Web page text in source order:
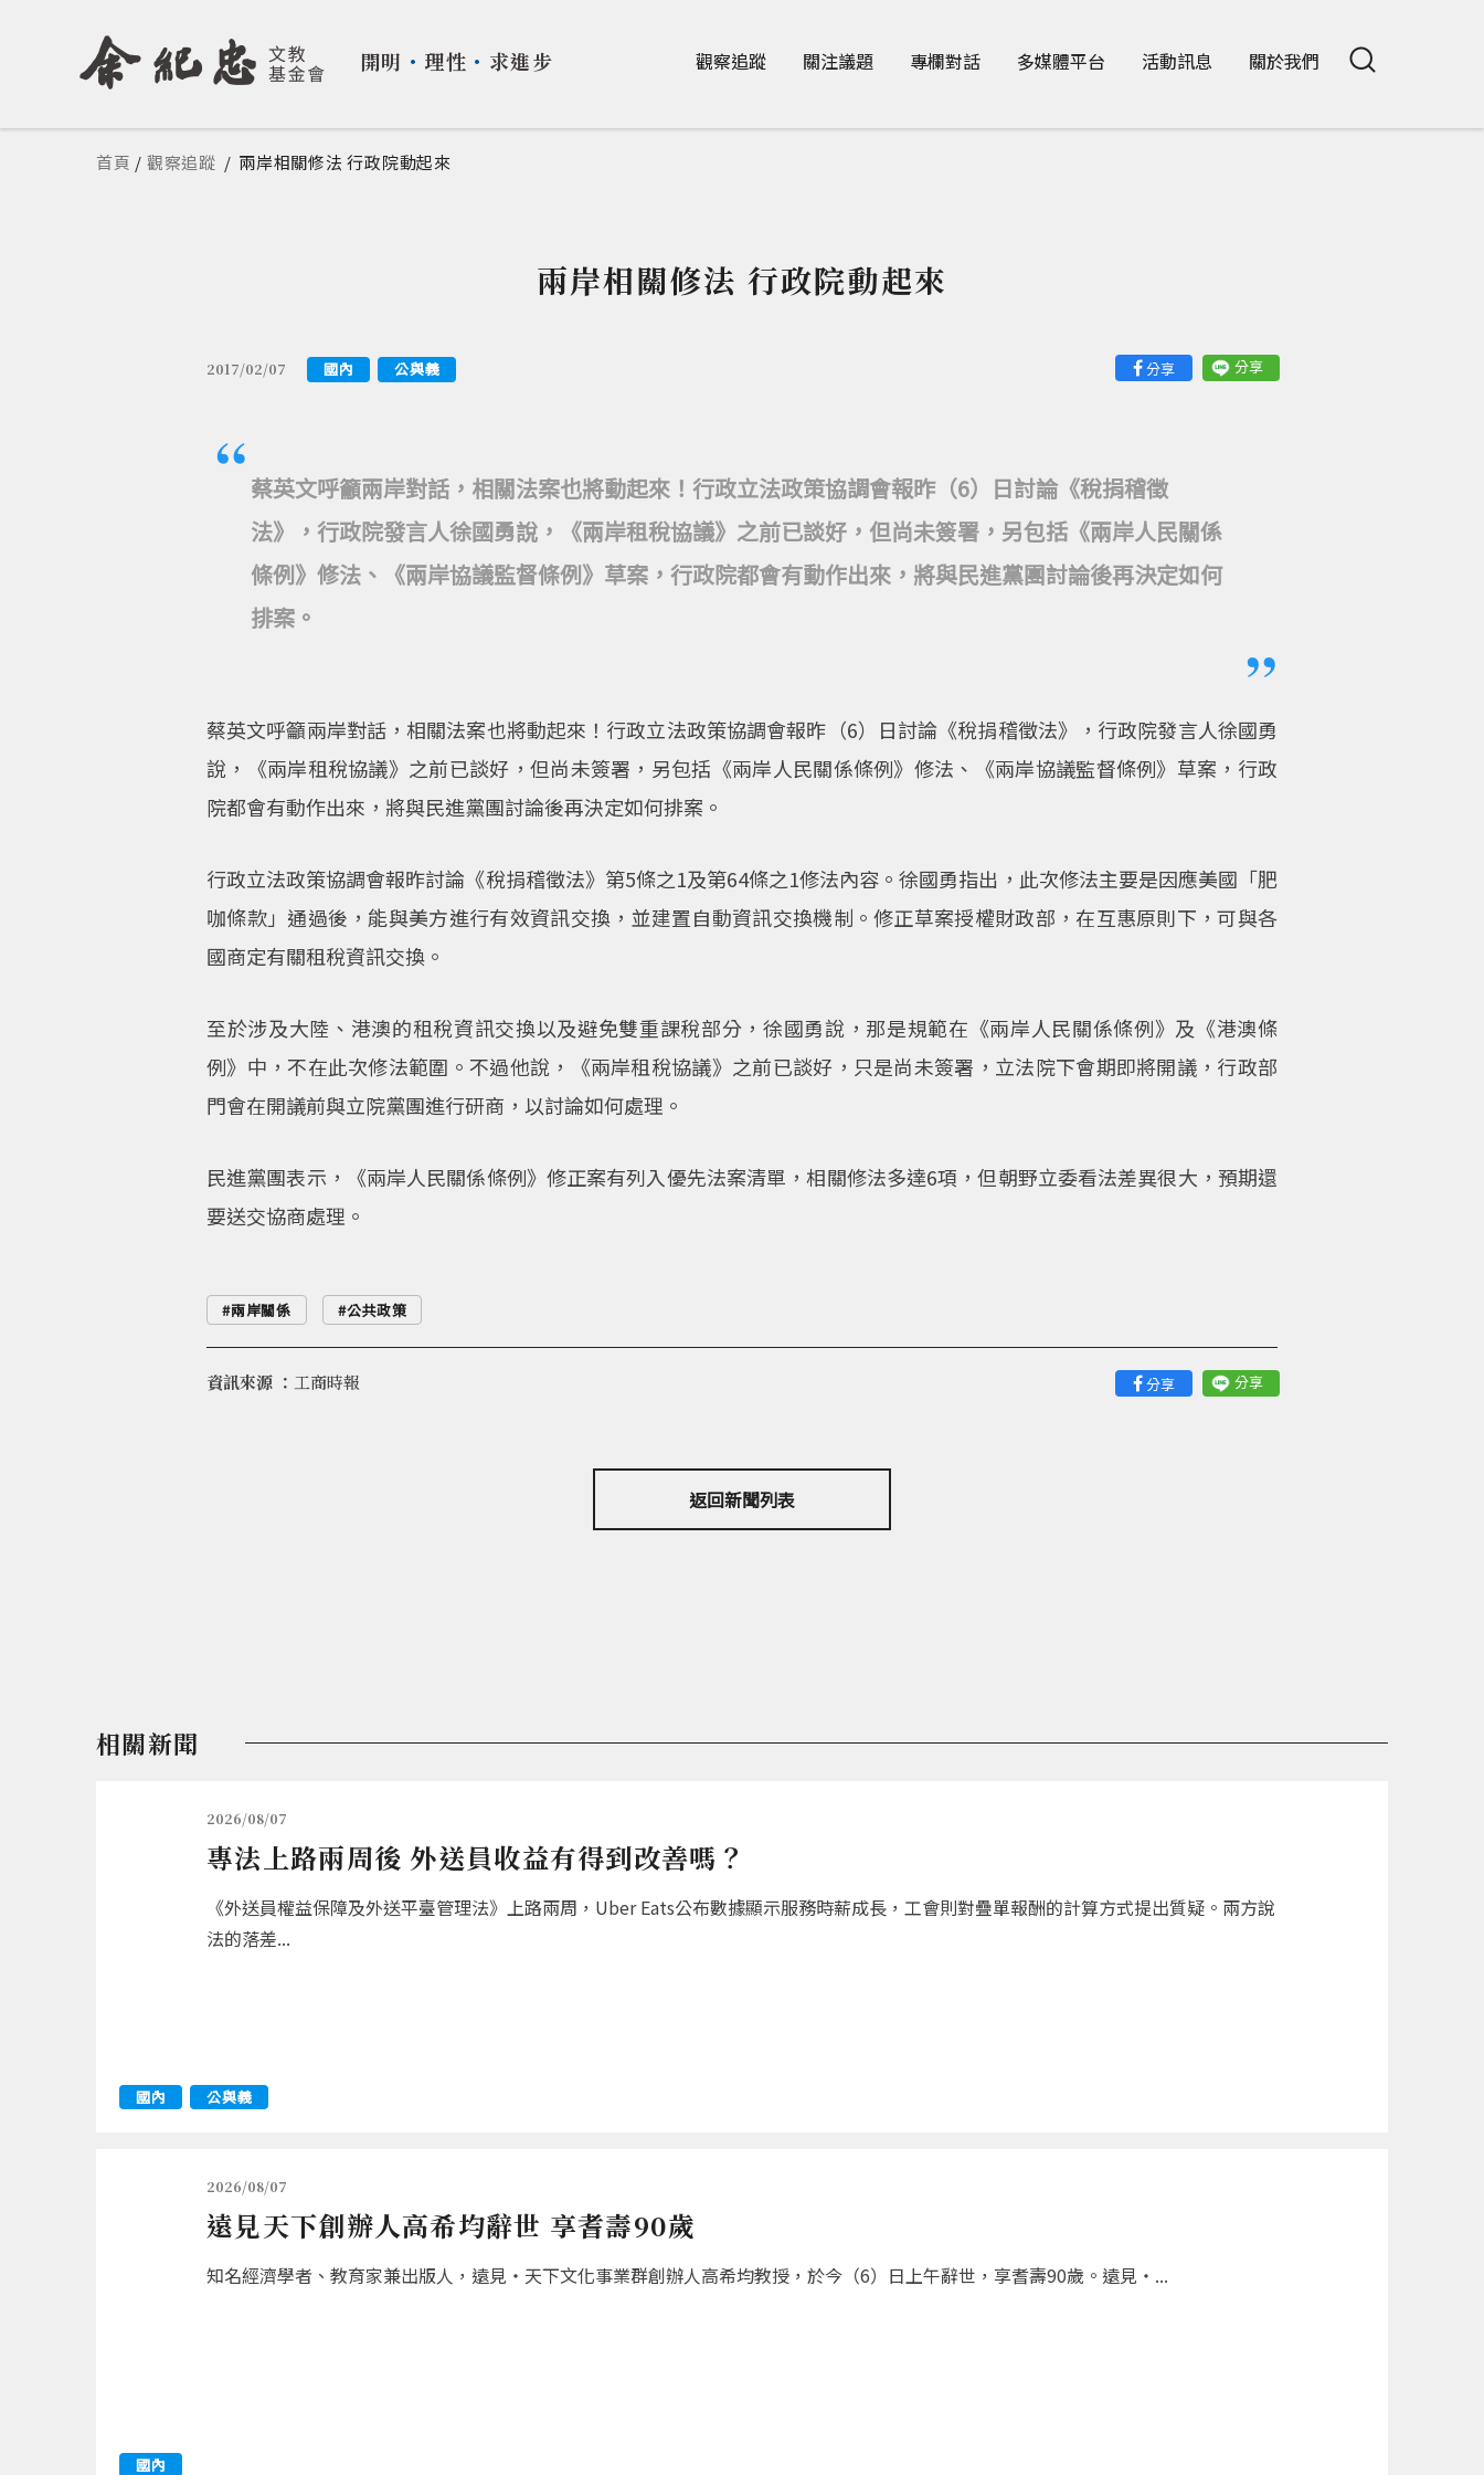
開明 ・ 理性 ・ 求進步 觀察追蹤 關注議題 專欄對話 多媒體平台 活動訊息 關於我們
您在這裡
首頁 / 觀察追蹤 / 兩岸相關修法 行政院動起來
兩岸相關修法 行政院動起來
2017/02/07 分享 分享
國內 公與義
蔡英文呼籲兩岸對話，相關法案也將動起來！行政立法政策協調會報昨（6）日討論《稅捐稽徵
法》，行政院發言人徐國勇說，《兩岸租稅協議》之前已談好，但尚未簽署，另包括《兩岸人民關係
條例》修法、《兩岸協議監督條例》草案，行政院都會有動作出來，將與民進黨團討論後再決定如何
排案。
蔡英文呼籲兩岸對話，相關法案也將動起來！行政立法政策協調會報昨（6）日討論《稅捐稽徵法》，行政院發言人徐國勇
說，《兩岸租稅協議》之前已談好，但尚未簽署，另包括《兩岸人民關係條例》修法、《兩岸協議監督條例》草案，行政
院都會有動作出來，將與民進黨團討論後再決定如何排案。
行政立法政策協調會報昨討論《稅捐稽徵法》第5條之1及第64條之1修法內容。徐國勇指出，此次修法主要是因應美國「肥
咖條款」通過後，能與美方進行有效資訊交換，並建置自動資訊交換機制。修正草案授權財政部，在互惠原則下，可與各
國商定有關租稅資訊交換。
至於涉及大陸、港澳的租稅資訊交換以及避免雙重課稅部分，徐國勇說，那是規範在《兩岸人民關係條例》及《港澳條
例》中，不在此次修法範圍。不過他說，《兩岸租稅協議》之前已談好，只是尚未簽署，立法院下會期即將開議，行政部
門會在開議前與立院黨團進行研商，以討論如何處理。
民進黨團表示，《兩岸人民關係條例》修正案有列入優先法案清單，相關修法多達6項，但朝野立委看法差異很大，預期還
要送交協商處理。
兩岸關係 公共政策
分享 分享
資訊來源 ： 工商時報
返回新聞列表
相關新聞
2026/08/07
專法上路兩周後 外送員收益有得到改善嗎？
《外送員權益保障及外送平臺管理法》上路兩周，Uber Eats公布數據顯示服務時薪成長，工會則對疊單報酬的計算方式提出質疑。兩方說
法的落差...
國內 公與義
2026/08/07
遠見天下創辦人高希均辭世 享耆壽90歲
知名經濟學者、教育家兼出版人，遠見‧天下文化事業群創辦人高希均教授，於今（6）日上午辭世，享耆壽90歲。遠見‧...
國內